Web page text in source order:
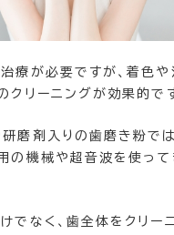
療が必要ですが、着色や
クリーニングが効果的です
磨剤入りの歯磨き粉で
の機械や超音波を使っ
でなく、歯全体をクリー